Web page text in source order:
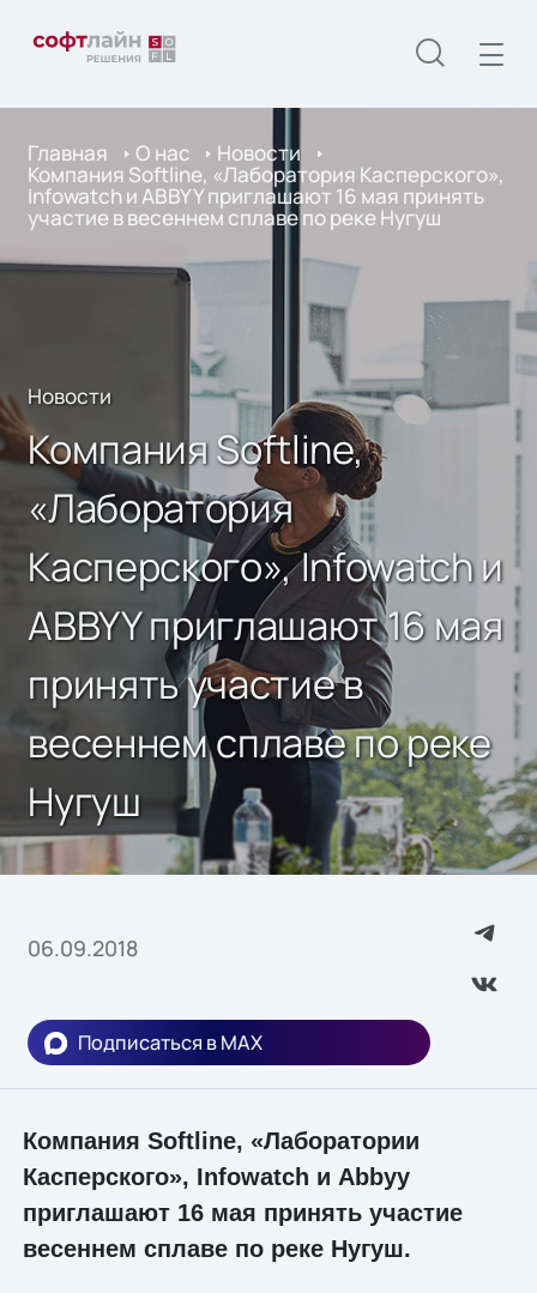
Главная О нас Новости
Компания Softline, «Лаборатория Касперского»,
Infowatch и ABBYY приглашают 16 мая принять
участие в весеннем сплаве по реке Нугуш
Новости
Компания Softline,
«Лаборатория
Касперского», Infowatch и
ABBYY приглашают 16 мая
принять участие в
весеннем сплаве по реке
Нугуш
06.09.2018
Подписаться в MAX
Компания Softline, «Лаборатории
Касперского», Infowatch и Abbyy
приглашают 16 мая принять участие
весеннем сплаве по реке Нугуш.